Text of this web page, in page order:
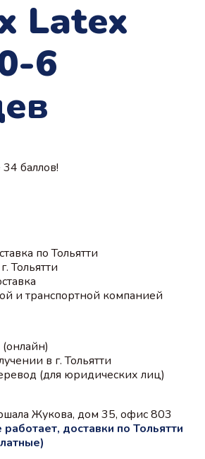
Latex
6
баллов!
по Тольятти
Тольятти
и транспортной компанией
в г. Тольятти
(для юридических лиц)
Жукова, дом 35, офис 803
доставки по Тольятти